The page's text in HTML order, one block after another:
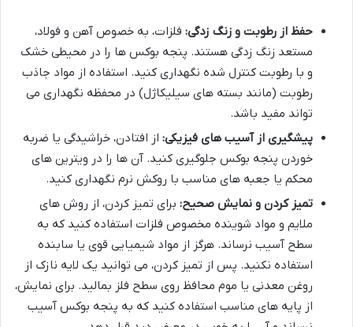
حفظ از رطوبت و زنگ زدگی: فلزات، به خصوص آهن و فولاد،
مستعد زنگ زدگی هستند. پنجه بوکس ها را در محیطی خشک
و با رطوبت کنترل شده نگهداری کنید. استفاده از مواد جاذب
رطوبت (مانند بسته های سیلیکاژل) در محفظه نگهداری می
تواند مفید باشد.
پیشگیری از آسیب های فیزیکی: از افتادن، خراشیدگی یا ضربه
خوردن پنجه بوکس جلوگیری کنید. آن ها را در ویترین های
محکم یا جعبه های مناسب با روکش نرم نگهداری کنید.
تمیز کردن و نمایش صحیح: برای تمیز کردن، از روش های
ملایم و مواد شوینده مخصوص فلزات استفاده کنید که به
سطح آسیب نرساند. هرگز از مواد شیمیایی قوی یا سابنده
استفاده نکنید. پس از تمیز کردن، می توانید یک لایه نازک از
روغن معدنی یا موم محافظ روی سطح فلز بمالید. برای نمایش،
از پایه های مناسب استفاده کنید که به پنجه بوکس آسیب